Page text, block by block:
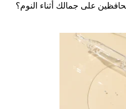
تحافظين على جمالك أثناء النوم؟